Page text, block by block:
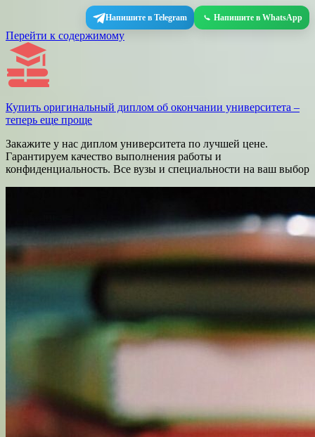
Напишите в Telegram Напишите в WhatsApp
Перейти к содержимому
Купить оригинальный диплом об окончании университета –
теперь еще проще
Закажите у нас диплом университета по лучшей цене.
Гарантируем качество выполнения работы и
конфиденциальность. Все вузы и специальности на ваш выбор